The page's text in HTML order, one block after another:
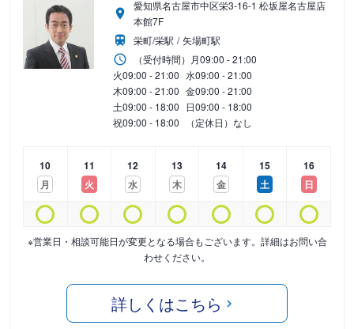
愛知県名古屋市中区栄3-16-1 松坂屋名古屋店
本館7F
栄町/栄駅
矢場町駅
（受付時間） 月09:00 - 21:00
火09:00 - 21:00 水09:00 - 21:00
木09:00 - 21:00 金09:00 - 21:00
土09:00 - 18:00 日09:00 - 18:00
祝09:00 - 18:00 （定休日）なし
10
月
11
火
12
水
13
木
14
金
15
土
16
日
※営業日・相談可能日が変更となる場合もございます。詳細はお問い合
わせください。
詳しくはこちら